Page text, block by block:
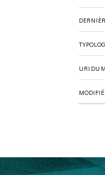
URI DU
MODIFIÉ